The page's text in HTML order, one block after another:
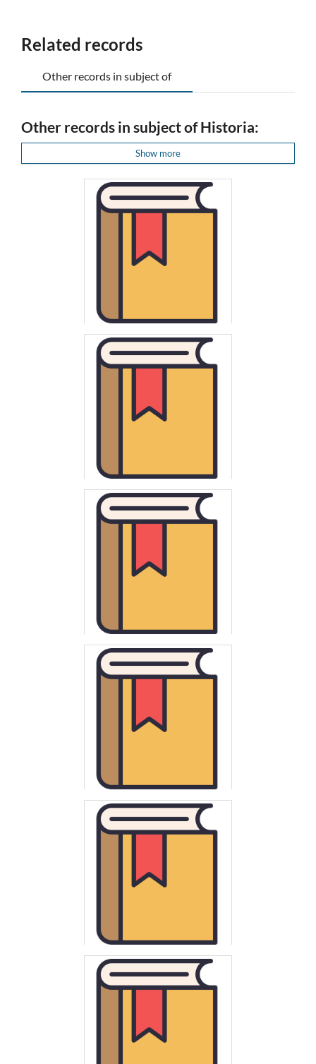
Related records
Other records in subject of
Other records in subject of Historia:
Show more
Besala, Jerzy
Tajemnice historii : Polska, Europa, świat : fascynujące zagadki
dziejów
Wędzki, Andrzej
Początki reformy miejskiej w środkowej Europie do połowy XIII
wieku : (Słowiańszczyzna Zachodnia)
Münch, Henryk.
Geneza rozplanowania miast wielkopolskich XIII i XIV wieku
Przemski, Leon
Rzeczy, kraje, obyczaje : obrazki z dziejów cywilizacji
Świeżawski, Ernest
Rozmowy o dawnych dziejach